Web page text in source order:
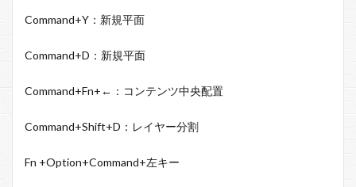
Command+Y ：新規平面
Command+D ：新規平面
Command+Fn+← ：コンテンツ中央配置
Command+Shift+D ：レイヤー分割
Fn +Option+Command+左キー